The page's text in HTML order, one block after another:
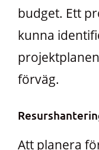
budget. Ett
kunna
förväg.
Att planera